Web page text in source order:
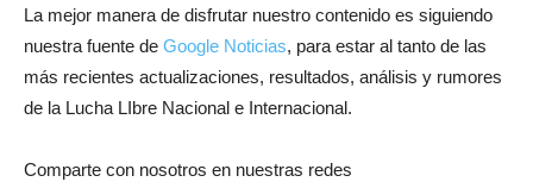
La mejor manera de disfrutar nuestro contenido es siguiendo
nuestra fuente de Google Noticias, para estar al tanto de las
más recientes actualizaciones, resultados, análisis y rumores
de la Lucha LIbre Nacional e Internacional.
Comparte con nosotros en nuestras redes